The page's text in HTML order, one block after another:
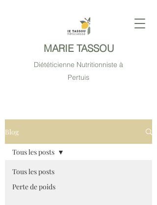
MARIE TASSOU
Diététicienne Nutritionniste à
Pertuis
Blog
Tous les posts
Perte de poids
Tous les posts